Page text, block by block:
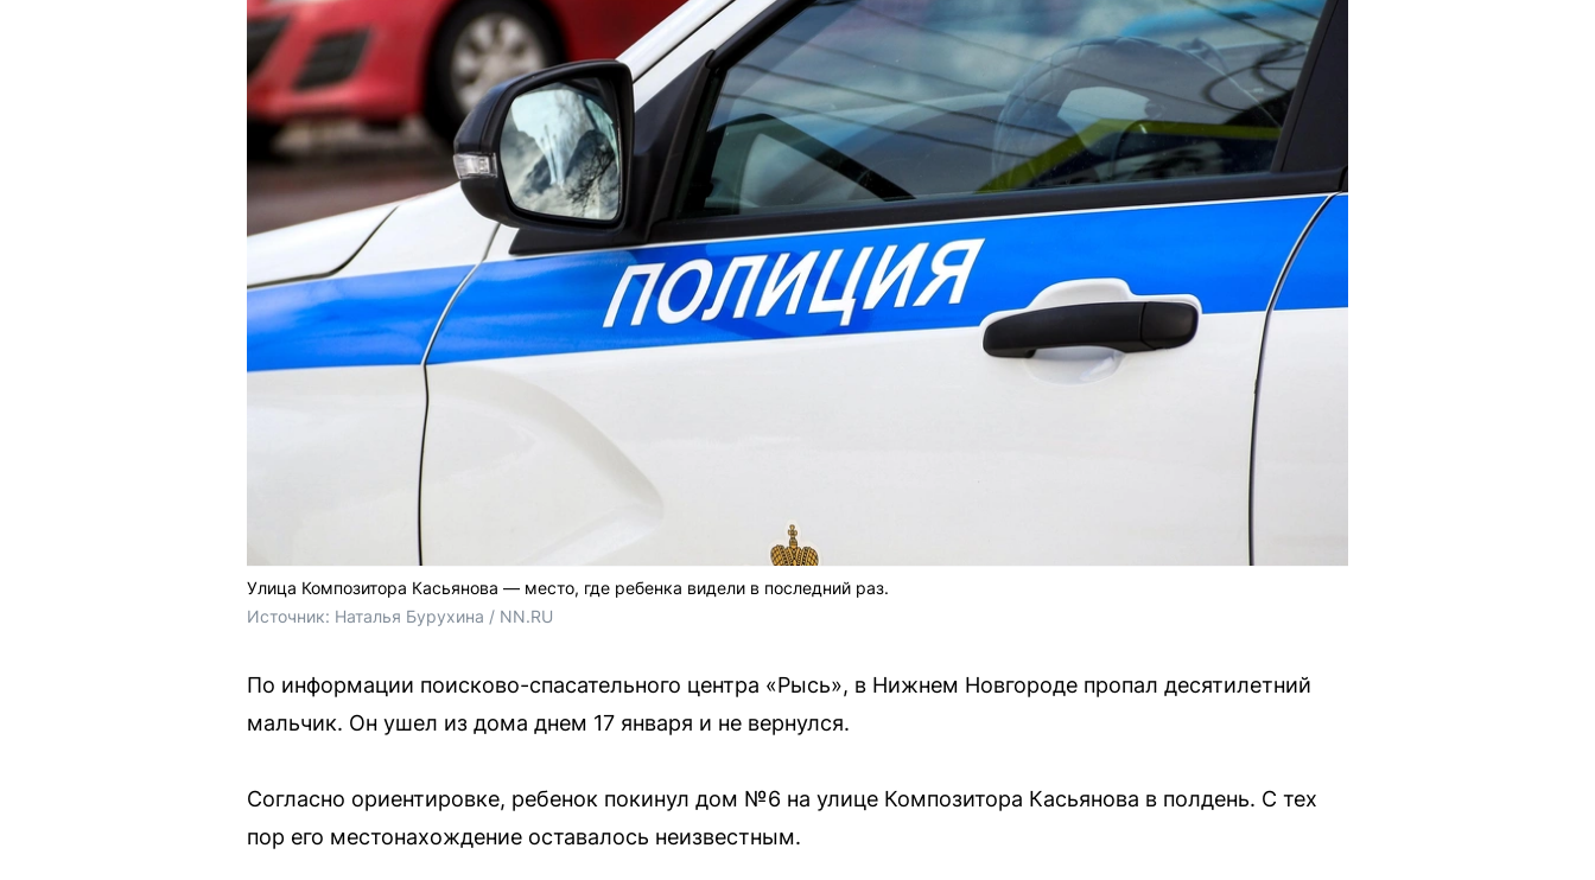
Улица Композитора Касьянова — место, где ребенка видели в последний раз.
Источник: Наталья Бурухина / NN.RU
По информации поисково-спасательного центра «Рысь», в Нижнем Новгороде пропал десятилетний
мальчик. Он ушел из дома днем 17 января и не вернулся.
Согласно ориентировке, ребенок покинул дом №6 на улице Композитора Касьянова в полдень. С тех
пор его местонахождение оставалось неизвестным.